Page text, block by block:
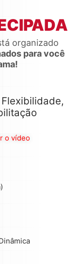
organizado
para você
o vídeo